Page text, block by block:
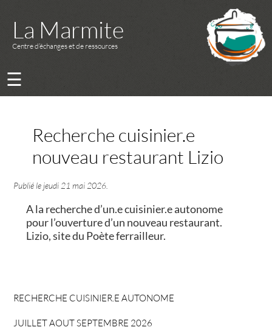
La Marmite
Centre d’échanges et de ressources
☰
Recherche cuisinier.e
nouveau restaurant Lizio
Publié le jeudi 21 mai 2026
A la recherche d’un.e cuisinier.e autonome
pour l’ouverture d’un nouveau restaurant.
Lizio, site du Poète ferrailleur.
RECHERCHE CUISINIER.E AUTONOME
JUILLET AOUT SEPTEMBRE 2026